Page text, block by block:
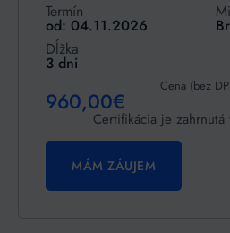
Termín
od: 04.11.2026
Dĺžka
3 dni
Cena (bez
960,00€
Certifikácia je
MÁM ZÁUJEM